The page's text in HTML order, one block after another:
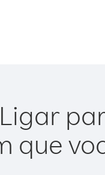
Ligar
que